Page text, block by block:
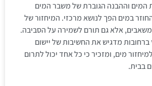
המים וההבנה הגוברת של משבר המים
במים הפך לנושא מרכזי. המיחזור של
אלא גם תורם לשמירה על הסביבה.
מדגיש את החשיבות של יישום
מים, ומזכיר כי כל אחד יכול לתרום
בבית.